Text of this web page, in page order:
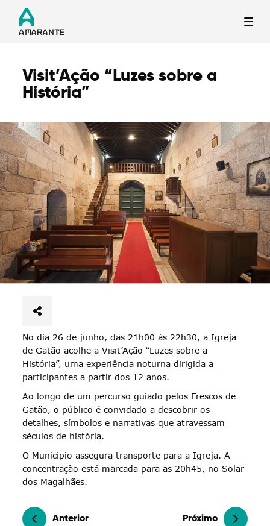
Termo de Pesquisa
Categorias gerais
Filtros
Visit’Ação “Luzes sobre a
História”
No dia 26 de junho, das 21h00 às 22h30, a Igreja
de Gatão acolhe a Visit’Ação “Luzes sobre a
História”, uma experiência noturna dirigida a
participantes a partir dos 12 anos.
Ao longo de um percurso guiado pelos Frescos de
Gatão, o público é convidado a descobrir os
detalhes, símbolos e narrativas que atravessam
séculos de história.
O Município assegura transporte para a Igreja. A
concentração está marcada para as 20h45, no Solar
dos Magalhães.
Anterior Próximo